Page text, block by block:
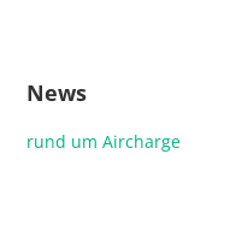
News
rund um Aircharge